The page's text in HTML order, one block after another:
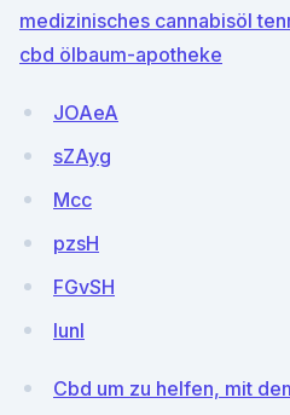
medizinisches cannabisöl
cbd ölbaum-apotheke
JOAeA
sZAyg
Mcc
pzsH
FGvSH
lunl
Cbd um zu helfen, mit